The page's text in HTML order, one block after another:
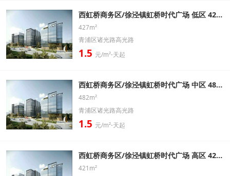
西虹桥商务区/徐泾镇虹桥时代广场 低区 427㎡ 精装修带家具办公室出租信息
427m²
青浦区诸光路高光路
1.5 元/m²⋅天起
西虹桥商务区/徐泾镇虹桥时代广场 中区 482㎡ 精装修带家具办公室出租信息
482m²
青浦区诸光路高光路
1.5 元/m²⋅天起
西虹桥商务区/徐泾镇虹桥时代广场 高区 421㎡ 精装修带家具办公室出租信息
421m²